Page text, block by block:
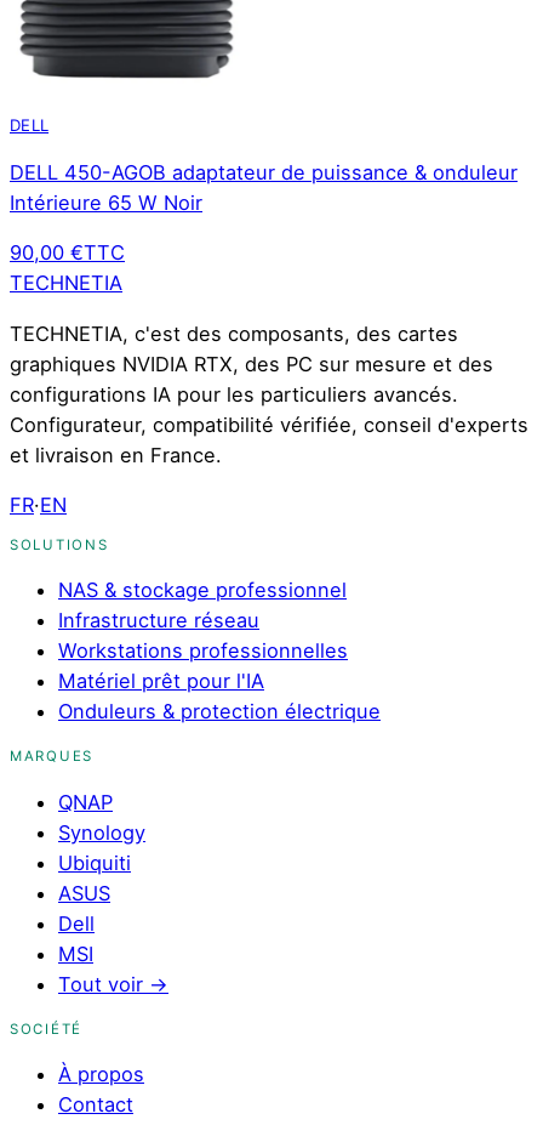
DELL
DELL 450-AGOB adaptateur de puissance & onduleur
Intérieure 65 W Noir
90,00 €TTC
TECHNETIA
TECHNETIA, c'est des composants, des cartes
graphiques NVIDIA RTX, des PC sur mesure et des
configurations IA pour les particuliers avancés.
Configurateur, compatibilité vérifiée, conseil d'experts
et livraison en France.
FR·EN
SOLUTIONS
NAS & stockage professionnel
Infrastructure réseau
Workstations professionnelles
Matériel prêt pour l'IA
Onduleurs & protection électrique
MARQUES
QNAP
Synology
Ubiquiti
ASUS
Dell
MSI
Tout voir →
SOCIÉTÉ
À propos
Contact